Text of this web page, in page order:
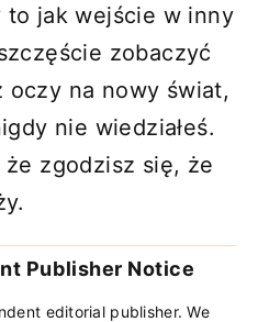
to jak wejście w inny
zobaczyć
na nowy świat,
nie wiedziałeś.
zgodzisz się, że
Publisher Notice
editorial publisher. We